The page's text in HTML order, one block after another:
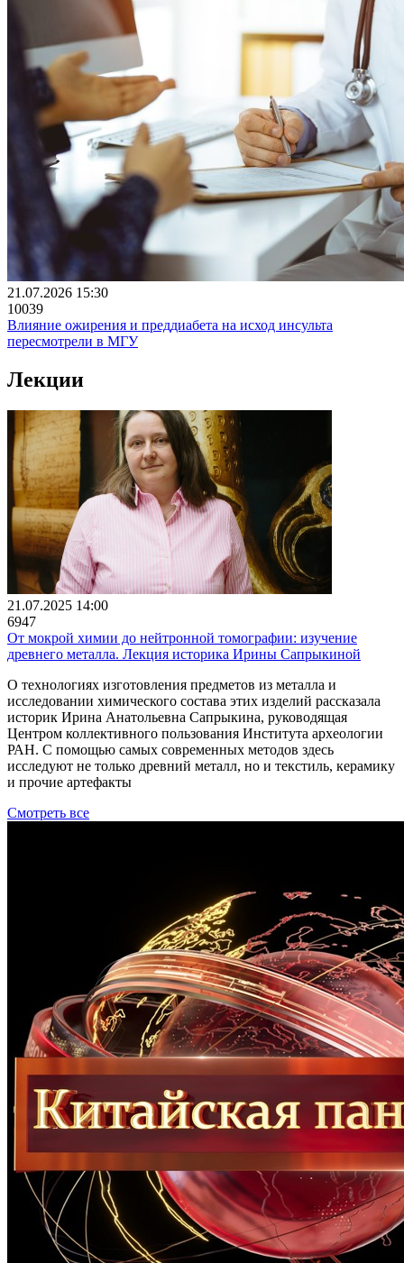
21.07.2026 15:30
10039
Влияние ожирения и преддиабета на исход инсульта
пересмотрели в МГУ
Лекции
21.07.2025 14:00
6947
От мокрой химии до нейтронной томографии: изучение
древнего металла. Лекция историка Ирины Сапрыкиной
О технологиях изготовления предметов из металла и
исследовании химического состава этих изделий рассказала
историк Ирина Анатольевна Сапрыкина, руководящая
Центром коллективного пользования Института археологии
РАН. С помощью самых современных методов здесь
исследуют не только древний металл, но и текстиль, керамику
и прочие артефакты
Смотреть все